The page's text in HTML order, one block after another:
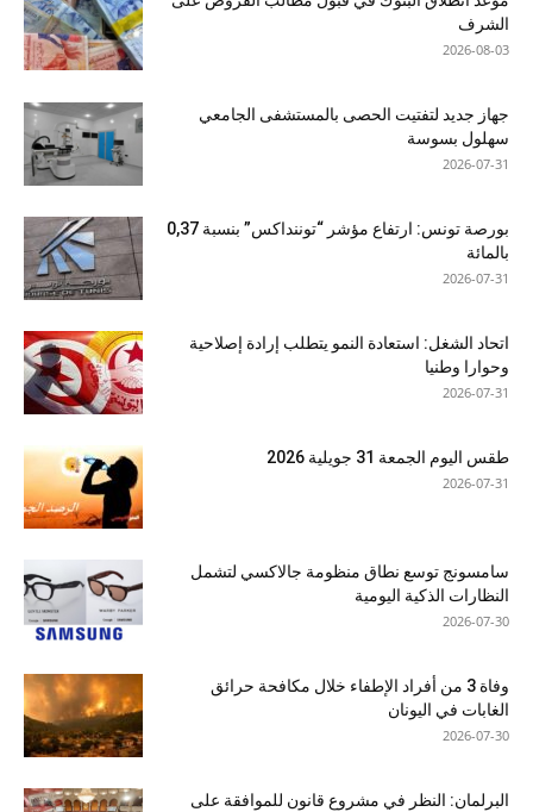
الشرف
2026-08-03
جهاز جديد لتفتيت الحصى بالمستشفى الجامعي
سهلول بسوسة
2026-07-31
بورصة تونس: ارتفاع مؤشر “توننداكس” بنسبة 0,37
بالمائة
2026-07-31
اتحاد الشغل: استعادة النمو يتطلب إرادة إصلاحية
وحوارا وطنيا
2026-07-31
طقس اليوم الجمعة 31 جويلية 2026
2026-07-31
سامسونج توسع نطاق منظومة جالاكسي لتشمل
النظارات الذكية اليومية
2026-07-30
وفاة 3 من أفراد الإطفاء خلال مكافحة حرائق
الغابات في اليونان
2026-07-30
البرلمان: النظر في مشروع قانون للموافقة على